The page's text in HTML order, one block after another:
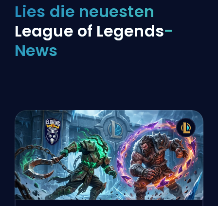
Lies die neuesten
League of Legends-
News